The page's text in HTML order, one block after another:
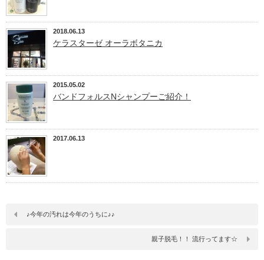
2018.06.13
ケラスターゼ オーラボタニカ
2015.05.02
バンドフォルスNシャンプーご紹介！
2017.06.13
♪今年の汚れは今年のうちに♪♪
親子脱毛！！ 流行ってます☆